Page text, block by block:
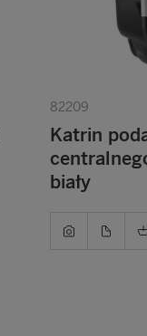
82209
Katrin
biały